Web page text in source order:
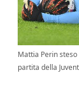
Mattia Perin
partita della